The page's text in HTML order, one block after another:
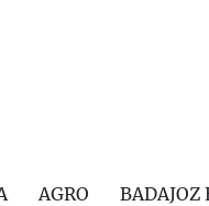
AGRO BADAJOZ